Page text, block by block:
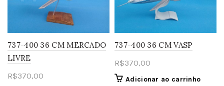
737-400 36 CM MERCADO
LIVRE
R$370,00
737-400 36 CM VASP
R$370,00
Adicionar ao carrinho